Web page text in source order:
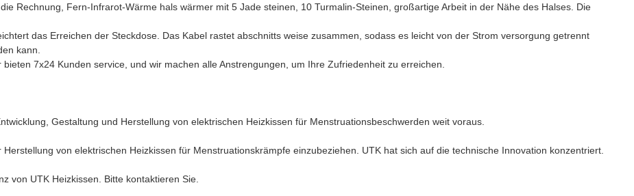
Rechnung, Fern-Infrarot-Wärme hals wärmer mit 5 Jade steinen, 10 Turmalin-Steinen, großartige Arbeit in der Nähe des Halses. Die
das Erreichen der Steckdose. Das Kabel rastet abschnitts weise zusammen, sodass es leicht von der Strom versorgung getrennt
kann.
7x24 Kunden service, und wir machen alle Anstrengungen, um Ihre Zufriedenheit zu erreichen.
Gestaltung und Herstellung von elektrischen Heizkissen für Menstruationsbeschwerden weit voraus.
von elektrischen Heizkissen für Menstruationskrämpfe einzubeziehen. UTK hat sich auf die technische Innovation konzentriert.
von UTK Heizkissen. Bitte kontaktieren Sie.